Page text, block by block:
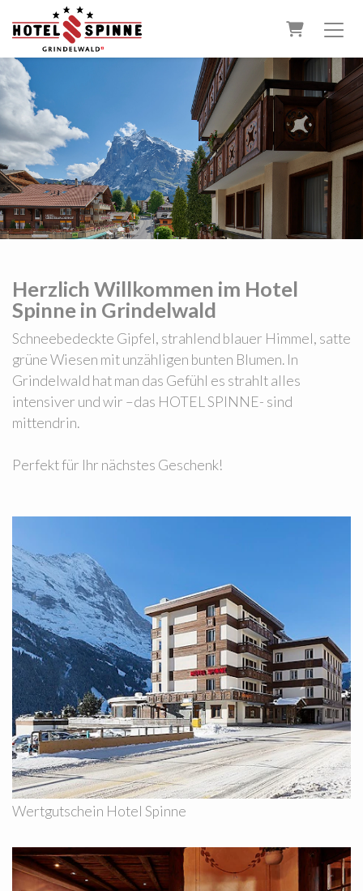
Herzlich Willkommen im Hotel
Spinne in Grindelwald
Schneebedeckte Gipfel, strahlend blauer Himmel, satte
grüne Wiesen mit unzähligen bunten Blumen. In
Grindelwald hat man das Gefühl es strahlt alles
intensiver und wir –das HOTEL SPINNE- sind
mittendrin.
Perfekt für Ihr nächstes Geschenk!
Wertgutschein Hotel Spinne